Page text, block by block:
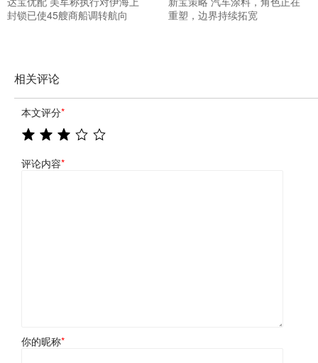
封锁已使45艘商船调转航向
重塑，边界持续拓宽
相关评论
本文评分*
评论内容*
你的昵称*